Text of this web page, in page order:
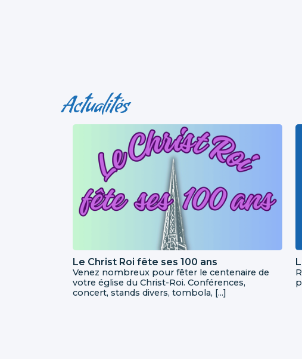
Actualités
Le Christ Roi fête ses 100 ans
Venez nombreux pour fêter le centenaire de
votre église du Christ-Roi. Conférences,
concert, stands divers, tombola, [...]